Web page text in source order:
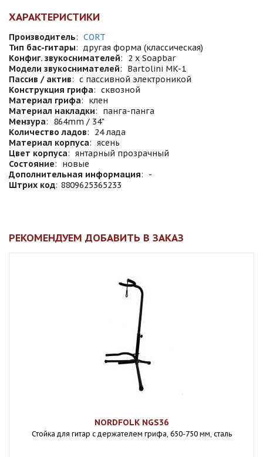
ХАРАКТЕРИСТИКИ
Производитель: CORT
Тип бас-гитары: другая форма (классическая)
Конфиг. звукоснимателей:
2 x Soapbar
Модели звукоснимателей:
Bartolini MK-1
Пассив / актив: с пассивной электроникой
Конструкция грифа: сквозной
Материал грифа:
клен
Материал накладки:
панга-панга
Мензура:
864mm / 34"
Количество ладов:
24 лада
Материал корпуса: ясень
Цвет корпуса: янтарный прозрачный
Состояние:
новые
Дополнительная информация:
-
Штрих код: 8809625365233
РЕКОМЕНДУЕМ ДОБАВИТЬ В ЗАКАЗ
NORDFOLK NGS36
Стойка для гитар с держателем грифа, 650-750 мм, сталь